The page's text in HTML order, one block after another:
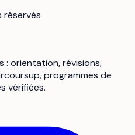
: orientation, révisions,
programmes de
vérifiées.